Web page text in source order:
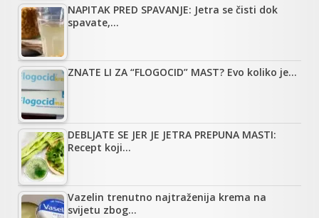
NAPITAK PRED SPAVANJE: Jetra se čisti dok
spavate,…
ZNATE LI ZA “FLOGOCID” MAST? Evo koliko je…
DEBLJATE SE JER JE JETRA PREPUNA MASTI:
Recept koji…
Vazelin trenutno najtraženija krema na
svijetu zbog…